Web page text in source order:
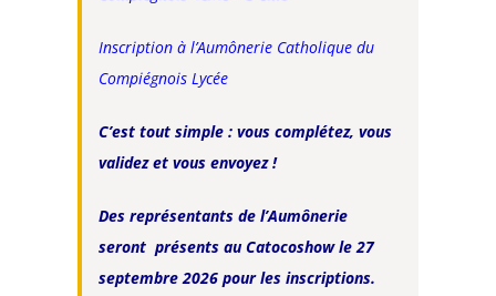
Inscription à l’Aumônerie Catholique du
Compiégnois Lycée
C’est tout simple : vous complétez, vous
validez et vous envoyez !
Des représentants de l’Aumônerie
seront présents au Catocoshow le 27
septembre 2026 pour les inscriptions.